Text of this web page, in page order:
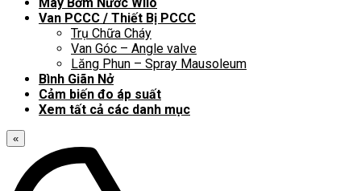
Van PCCC / Thiết Bị PCCC
Trụ Chữa Cháy
Van Góc – Angle valve
Lăng Phun – Spray Mausoleum
Bình Giãn Nở
Cảm biến đo áp suất
Xem tất cả các danh mục
«